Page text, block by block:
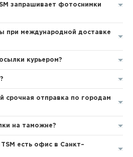
запрашивает фотоснимки
при международной доставке
курьером?
срочная отправка по городам
на таможне?
есть офис в Санкт–